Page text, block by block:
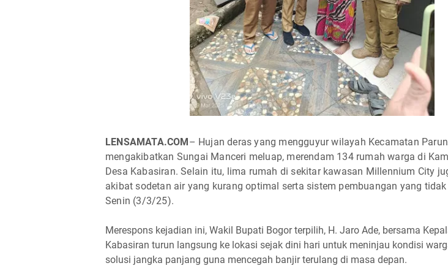
LENSAMATA.COM – Hujan deras yang mengguyur wilayah Kecamatan
mengakibatkan Sungai Manceri meluap, merendam 134 rumah warga di
Desa Kabasiran. Selain itu, lima rumah di sekitar kawasan Millennium City
akibat sodetan air yang kurang optimal serta sistem pembuangan yang
Senin (3/3/25).
Merespons kejadian ini, Wakil Bupati Bogor terpilih, H. Jaro Ade, bersama
Kabasiran turun langsung ke lokasi sejak dini hari untuk meninjau kondisi
solusi jangka panjang guna mencegah banjir terulang di masa depan.